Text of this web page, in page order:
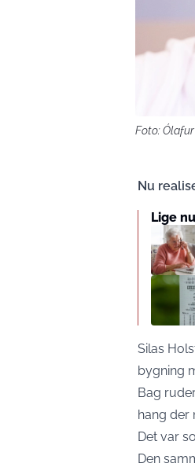
Foto:
Nu
Lige
Silas
bygning
Bag
hang der
Det var
Den